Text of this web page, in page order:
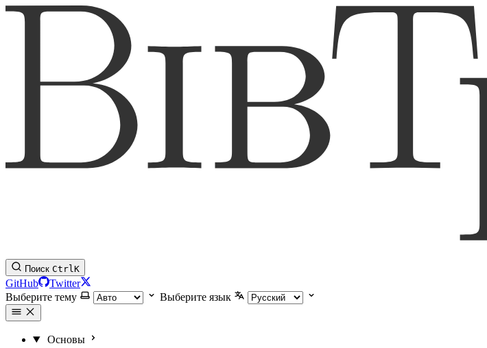
Поиск CtrlK
GitHub
Twitter
Выберите тему
Выберите язык
Основы